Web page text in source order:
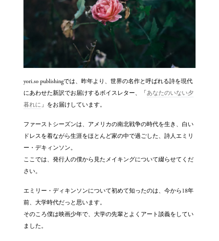
yori.so publishingでは、昨年より、世界の名作と呼ばれる詩を現代
にあわせた新訳でお届けするボイスレター、「 あなたのいない夕
暮れに 」をお届けしています。
ファーストシーズンは、アメリカの南北戦争の時代を生き、白い
ドレスを着ながら生涯をほとんど家の中で過ごした、詩人エミリ
ー・デキィンソン。
ここでは、発行人の僕から見たメイキングについて綴らせてくだ
さい。
エミリー・ディキンソンについて初めて知ったのは、今から18年
前、大学時代だっと思います。
そのころ僕は映画少年で、大学の先輩とよくアート談義をしてい
ました。